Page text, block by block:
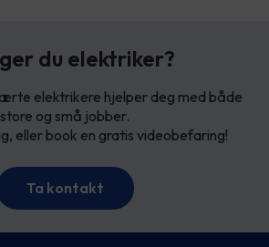
du elektriker?
elektrikere hjelper deg med både
store og små jobber.
eller book en gratis videobefaring!
Ta kontakt